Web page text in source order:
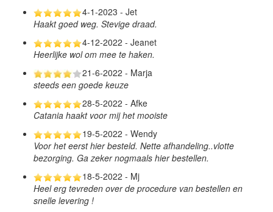
4-1-2023 - Jet
Haakt goed weg. Stevige draad.
4-12-2022 - Jeanet
Heerlijke wol om mee te haken.
21-6-2022 - Marja
steeds een goede keuze
28-5-2022 - Afke
Catania haakt voor mij het mooiste
19-5-2022 - Wendy
Voor het eerst hier besteld. Nette afhandeling..vlotte
bezorging. Ga zeker nogmaals hier bestellen.
18-5-2022 - Mj
Heel erg tevreden over de procedure van bestellen en
snelle levering !